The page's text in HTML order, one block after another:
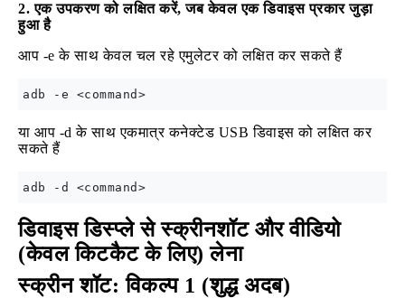
2. एक उपकरण को लक्षित करें, जब केवल एक डिवाइस प्रकार जुड़ा
हुआ है
आप -e के साथ केवल चल रहे एमुलेटर को लक्षित कर सकते हैं
या आप -d के साथ एकमात्र कनेक्टेड USB डिवाइस को लक्षित कर
सकते हैं
डिवाइस डिस्प्ले से स्क्रीनशॉट और वीडियो
(केवल किटकैट के लिए) लेना
स्क्रीन शॉट: विकल्प 1 (शुद्ध अदब)